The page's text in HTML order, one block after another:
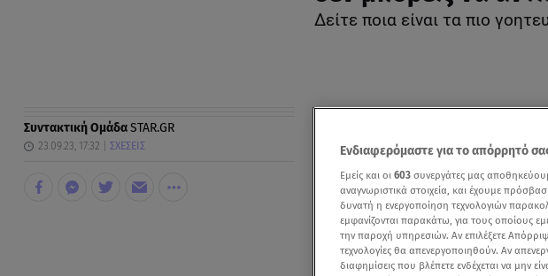
Δείτε ποια είναι τα πιο
Συντακτική ΟμάδαSTAR.GR
23.09.23, 17:32 ΣΧΕΣΕΙΣ Ενδιαφερόμαστε για το απόρρητό
Εμείς και οι 603 συνεργάτες μας
αναγνωριστικά στοιχεία, και έχουμε
δυνατή η ενεργοποίηση τεχνολογιών
εμφανίζονται παρακάτω, για τους οποίους
την παροχή υπηρεσιών. Αν επιλέξετε
τεχνολογίες θα απενεργοποιηθούν. Αν
διαφημίσεις που βλέπετε ενδέχεται να μην